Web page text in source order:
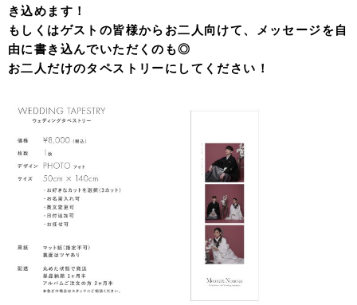
き込めます！
もしくはゲストの皆様からお二人向けて、メッセージを自
由に書き込んでいただくのも◎
お二人だけのタペストリーにしてください！